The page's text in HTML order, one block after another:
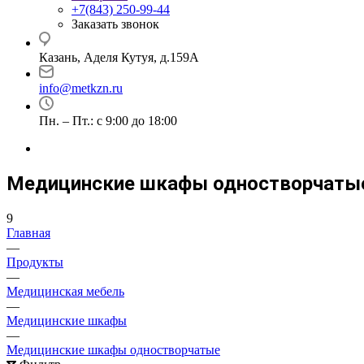
+7(843) 250-99-44
Заказать звонок
Казань, Аделя Кутуя, д.159А
info@metkzn.ru
Пн. – Пт.: с 9:00 до 18:00
Медицинские шкафы
9
Главная
—
Продукты
—
Медицинская мебель
—
Медицинские шкафы
—
Медицинские шкафы одностворчатые